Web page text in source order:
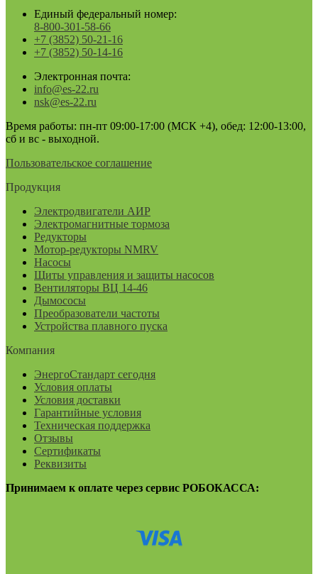
Единый федеральный номер:
8-800-301-58-66
+7 (3852) 50-21-16
+7 (3852) 50-14-16
Электронная почта:
info@es-22.ru
nsk@es-22.ru
Время работы: пн-пт 09:00-17:00 (МСК +4), обед: 12:00-13:00,
сб и вс - выходной.
Пользовательское соглашение
Продукция
Электродвигатели АИР
Электромагнитные тормоза
Редукторы
Мотор-редукторы NMRV
Насосы
Щиты управления и защиты насосов
Вентиляторы ВЦ 14-46
Дымососы
Преобразователи частоты
Устройства плавного пуска
Компания
ЭнергоСтандарт сегодня
Условия оплаты
Условия доставки
Гарантийные условия
Техническая поддержка
Отзывы
Сертификаты
Реквизиты
Принимаем к оплате через сервис РОБОКАССА: